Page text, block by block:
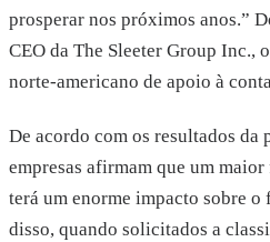
prosperar nos próximos anos.”
CEO da The Sleeter Group Inc.,
norte-americano de apoio à
De acordo com os resultados da
empresas afirmam que um
terá um enorme impacto sobre
disso, quando solicitados a